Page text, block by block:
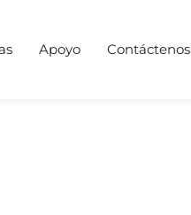
Apoyo Contáctenos